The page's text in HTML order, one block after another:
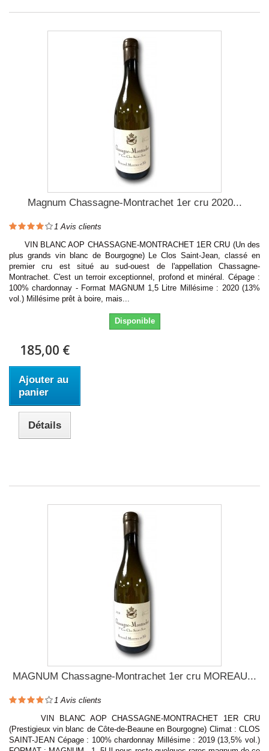
Magnum Chassagne-Montrachet 1er cru 2020...
1 Avis clients
VIN BLANC AOP CHASSAGNE-MONTRACHET 1ER CRU (Un des
plus grands vin blanc de Bourgogne) Le Clos Saint-Jean, classé en
premier cru est situé au sud-ouest de l'appellation Chassagne-
Montrachet. C'est un terroir exceptionnel, profond et minéral. Cépage :
100% chardonnay - Format MAGNUM 1,5 Litre Millésime : 2020 (13%
vol.) Millésime prêt à boire, mais...
Disponible
185,00 €
Ajouter au
panier
Détails
MAGNUM Chassagne-Montrachet 1er cru MOREAU...
1 Avis clients
VIN BLANC AOP CHASSAGNE-MONTRACHET 1ER CRU
(Prestigieux vin blanc de Côte-de-Beaune en Bourgogne) Climat : CLOS
SAINT-JEAN Cépage : 100% chardonnay Millésime : 2019 (13,5% vol.)